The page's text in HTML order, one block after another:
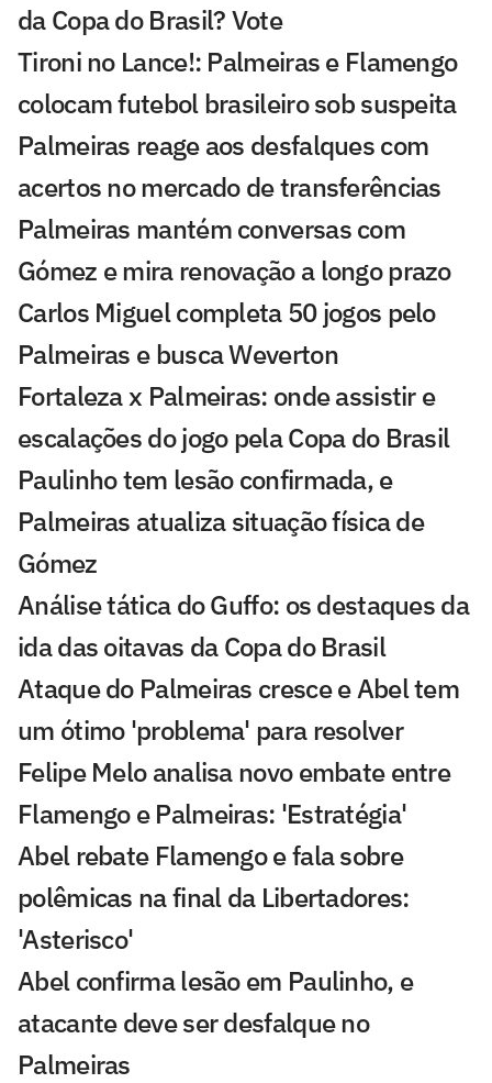
da Copa do Brasil? Vote
Tironi no Lance!: Palmeiras e Flamengo
colocam futebol brasileiro sob suspeita
Palmeiras reage aos desfalques com
acertos no mercado de transferências
Palmeiras mantém conversas com
Gómez e mira renovação a longo prazo
Carlos Miguel completa 50 jogos pelo
Palmeiras e busca Weverton
Fortaleza x Palmeiras: onde assistir e
escalações do jogo pela Copa do Brasil
Paulinho tem lesão confirmada, e
Palmeiras atualiza situação física de
Gómez
Análise tática do Guffo: os destaques da
ida das oitavas da Copa do Brasil
Ataque do Palmeiras cresce e Abel tem
um ótimo 'problema' para resolver
Felipe Melo analisa novo embate entre
Flamengo e Palmeiras: 'Estratégia'
Abel rebate Flamengo e fala sobre
polêmicas na final da Libertadores:
'Asterisco'
Abel confirma lesão em Paulinho, e
atacante deve ser desfalque no
Palmeiras